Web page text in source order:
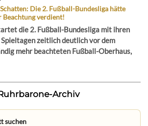
Die 2. Fußball-Bundesliga hätte
Beachtung verdient!
die 2. Fußball-Bundesliga mit ihren
zeitlich deutlich vor dem
mehr beachteten Fußball-Oberhaus,
Archiv
suchen